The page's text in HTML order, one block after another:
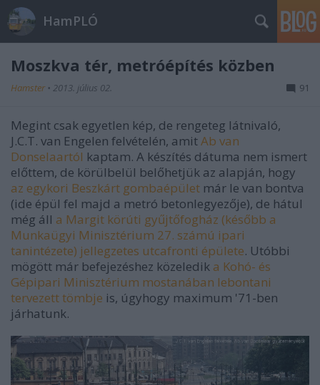
HamPLÓ
Moszkva tér, metróépítés közben
Hamster • 2013. július 02. 91
Megint csak egyetlen kép, de rengeteg látnivaló,
J.C.T. van Engelen felvételén, amitAb van
Donselaartól kaptam. A készítés dátuma nem ismert
előttem, de körülbelül belőhetjük az alapján, hogy
az egykori Beszkárt gombaépület már le van bontva
(ide épül fel majd a metró betonlegyezője), de hátul
még áll a Margit körúti gyűjtőfogház (később a
Munkaügyi Minisztérium 27. számú ipari
tanintézete) jellegzetes utcafronti épülete. Utóbbi
mögött már befejezéshez közeledik a Kohó- és
Gépipari Minisztérium mostanában lebontani
tervezett tömbje is, úgyhogy maximum '71-ben
járhatunk.